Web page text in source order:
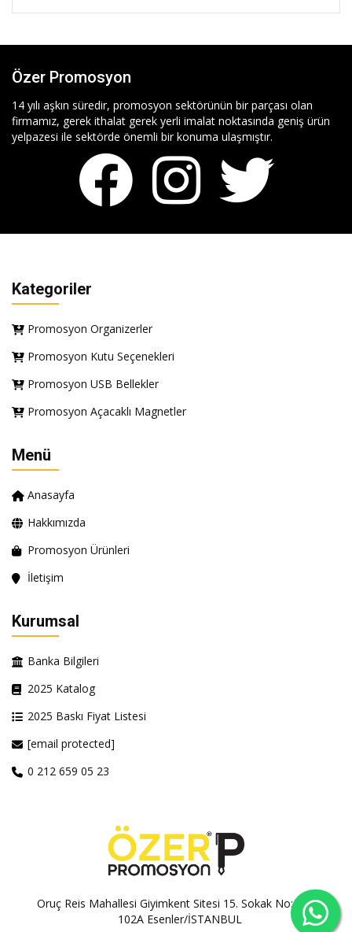
Özer Promosyon
14 yılı aşkın süredir, promosyon sektörünün bir parçası olan
firmamız, gerek ithalat gerek yerli imalat noktasında geniş ürün
yelpazesi ile sektörde önemli bir konuma ulaşmıştır.
Kategoriler
Promosyon Organizerler
Promosyon Kutu Seçenekleri
Promosyon USB Bellekler
Promosyon Açacaklı Magnetler
Menü
Anasayfa
Hakkımızda
Promosyon Ürünleri
İletişim
Kurumsal
Banka Bilgileri
2025 Katalog
2025 Baskı Fiyat Listesi
[email protected]
0 212 659 05 23
Oruç Reis Mahallesi Giyimkent Sitesi 15. Sokak No:100A-
102A Esenler/İSTANBUL